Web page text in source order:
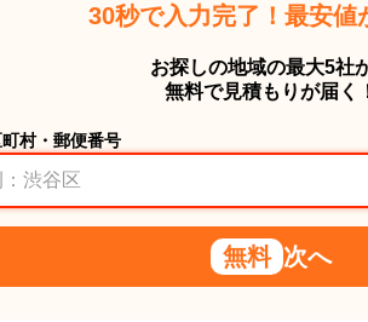
30秒で入力完了！最安値
お探しの地域の最大5社
無料で見積もりが届く
村・郵便番号
無料 次へ